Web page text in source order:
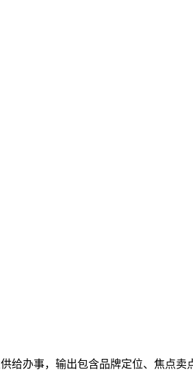
给办事，输出包含品牌定位、焦点